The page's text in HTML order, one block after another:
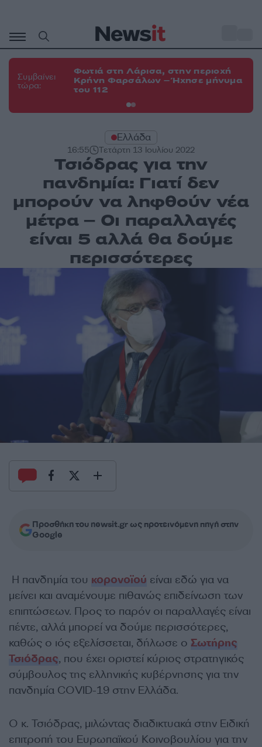
περιεχόμενο
Συμβαίνει
τώρα:
Φωτιά στη Λάρισα, στην περιοχή
Κρήνη Φαρσάλων – Ήχησε μήνυμα
του 112
Ελλάδα
16:55 Τετάρτη 13 Ιουλίου 2022
Τσιόδρας για την
πανδημία: Γιατί δεν
μπορούν να ληφθούν νέα
μέτρα – Οι παραλλαγές
είναι 5 αλλά θα δούμε
περισσότερες
Προσθήκη του newsit.gr ως προτεινόμενη πηγή στην
Google
Η πανδημία του κορονοϊού είναι εδώ για να
μείνει και αναμένουμε πιθανώς επιδείνωση των
επιπτώσεων. Προς το παρόν οι παραλλαγές είναι
πέντε, αλλά μπορεί να δούμε περισσότερες,
καθώς ο ιός εξελίσσεται, δήλωσε ο Σωτήρης
Τσιόδρας, που έχει οριστεί κύριος στρατηγικός
σύμβουλος της ελληνικής κυβέρνησης για την
πανδημία COVID-19 στην Ελλάδα.
Ο κ. Τσιόδρας, μιλώντας διαδικτυακά στην Ειδική
επιτροπή του Ευρωπαϊκού Κοινοβουλίου για την